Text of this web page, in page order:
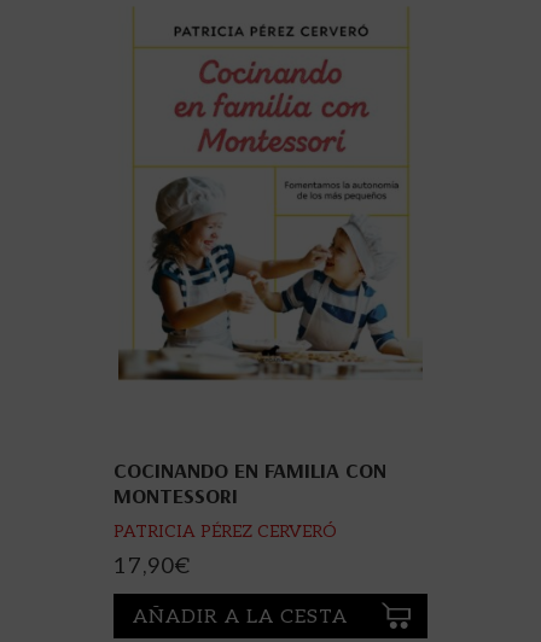
COCINANDO EN FAMILIA CON
MONTESSORI
PATRICIA PÉREZ CERVERÓ
17,90€
AÑADIR A LA CESTA